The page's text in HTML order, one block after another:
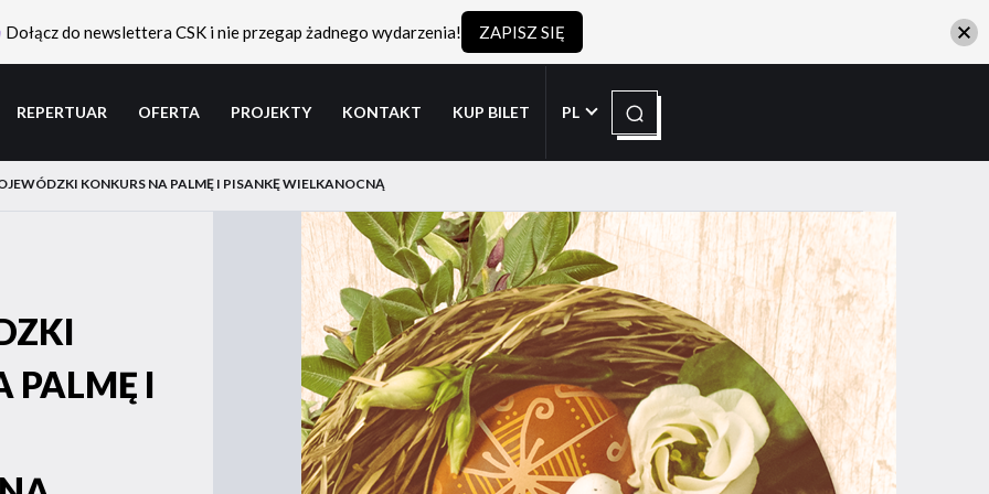
REPERTUAR OFERTA PROJEKTY KONTAKT KUP BILET PL Szukaj
KONKURS NA PALMĘ I PISANKĘ WIELKANOCNĄ
PALMĘ I
Dołącz do newslettera CSK i nie przegap żadnego wydarzenia! ZAPISZ SIĘ